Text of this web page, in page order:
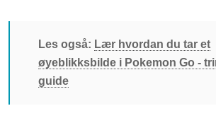
Les også: Lær hvordan du tar et
øyeblikksbilde i Pokemon Go -
guide